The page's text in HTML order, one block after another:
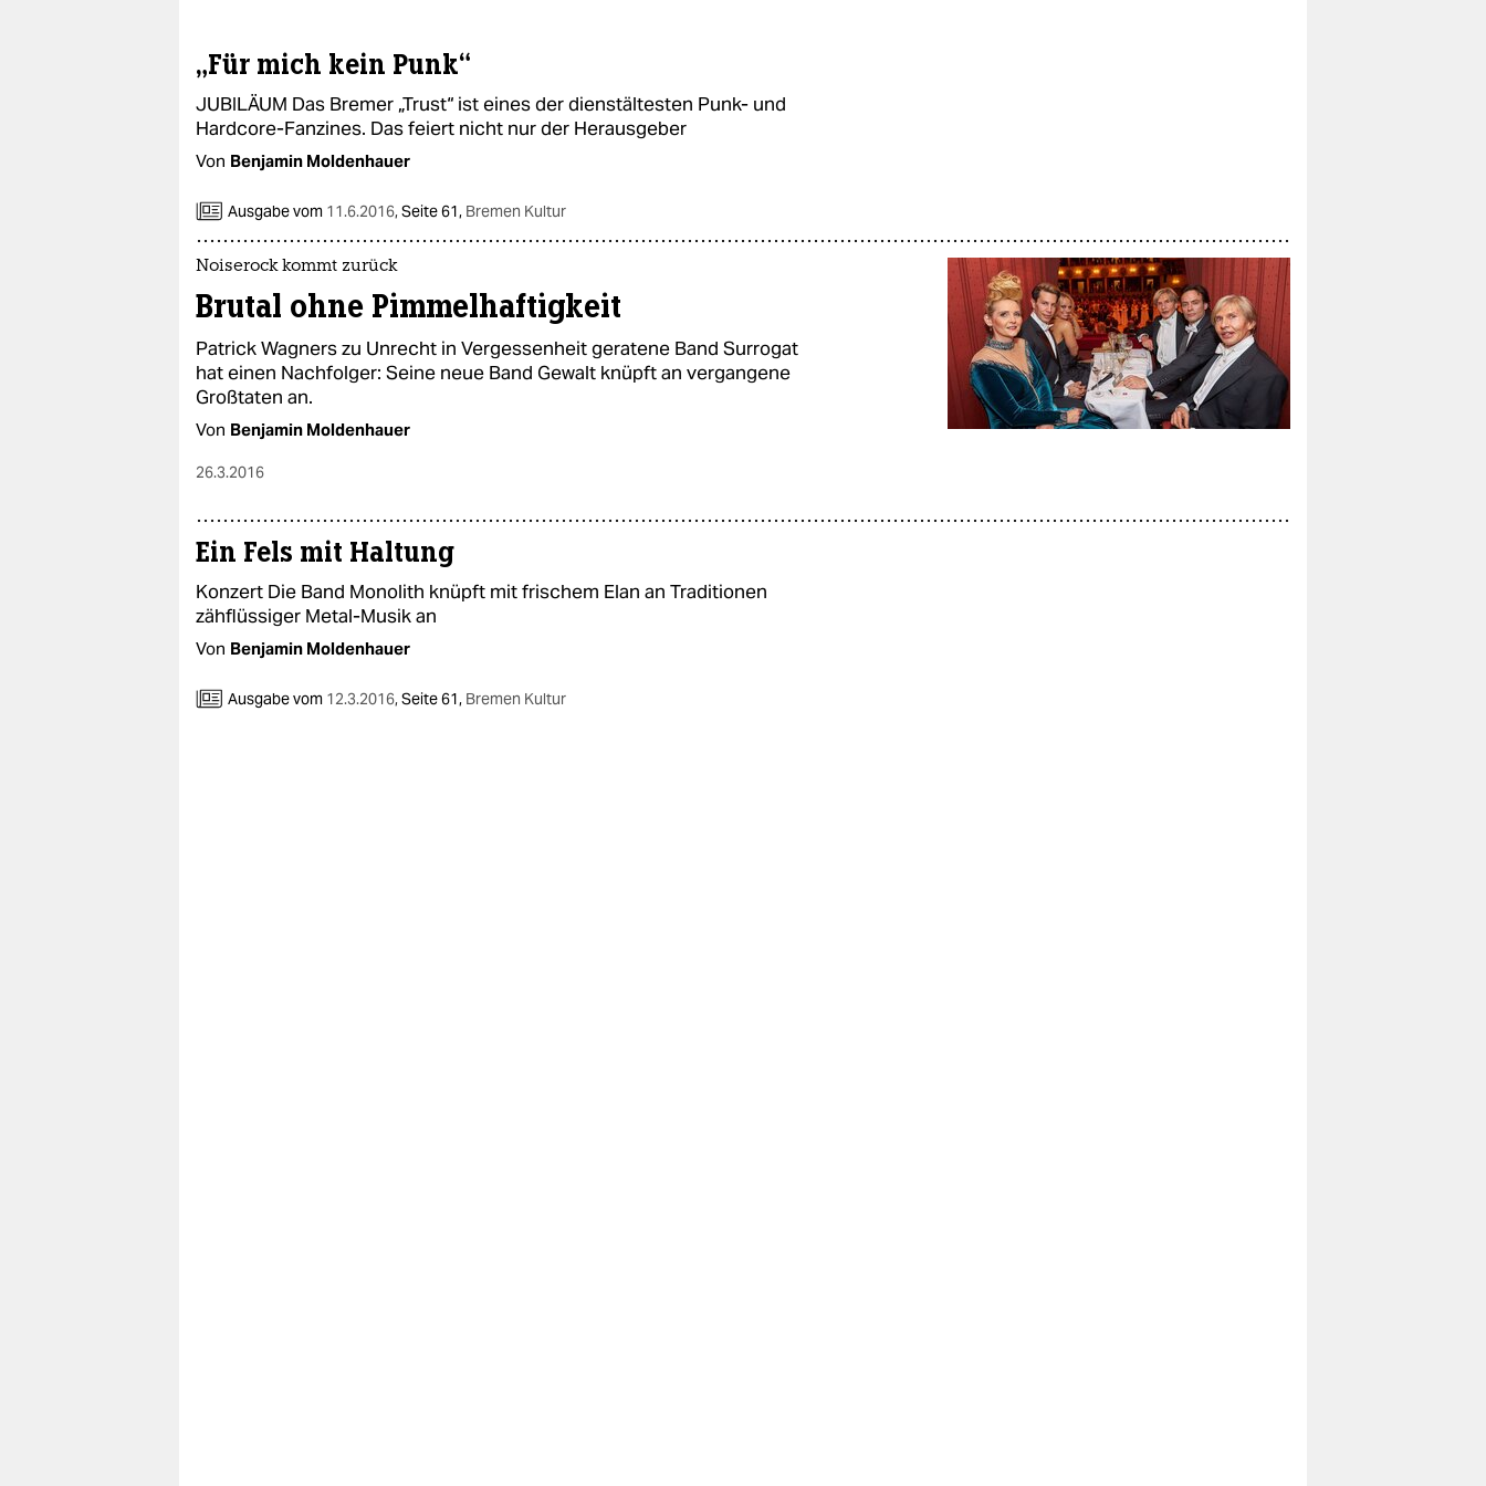
„Für mich kein Punk“
JUBILÄUM Das Bremer „Trust“ ist eines der dienstältesten Punk- und
Hardcore-Fanzines. Das feiert nicht nur der Herausgeber
Von Benjamin Moldenhauer
Ausgabe vom 11.6.2016,Seite 61, Bremen Kultur
Noiserock kommt zurück
Brutal ohne Pimmelhaftigkeit
Patrick Wagners zu Unrecht in Vergessenheit geratene Band Surrogat
hat einen Nachfolger: Seine neue Band Gewalt knüpft an vergangene
Großtaten an.
Von Benjamin Moldenhauer
26.3.2016
Ein Fels mit Haltung
Konzert Die Band Monolith knüpft mit frischem Elan an Traditionen
zähflüssiger Metal-Musik an
Von Benjamin Moldenhauer
Ausgabe vom 12.3.2016,Seite 61, Bremen Kultur